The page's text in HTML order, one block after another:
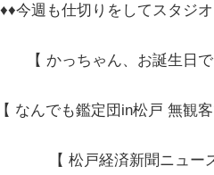
今週も仕切りをしてスタジ
【 かっちゃん、お誕生日
【 なんでも鑑定団in松戸 無観
【 松戸経済新聞ニュー